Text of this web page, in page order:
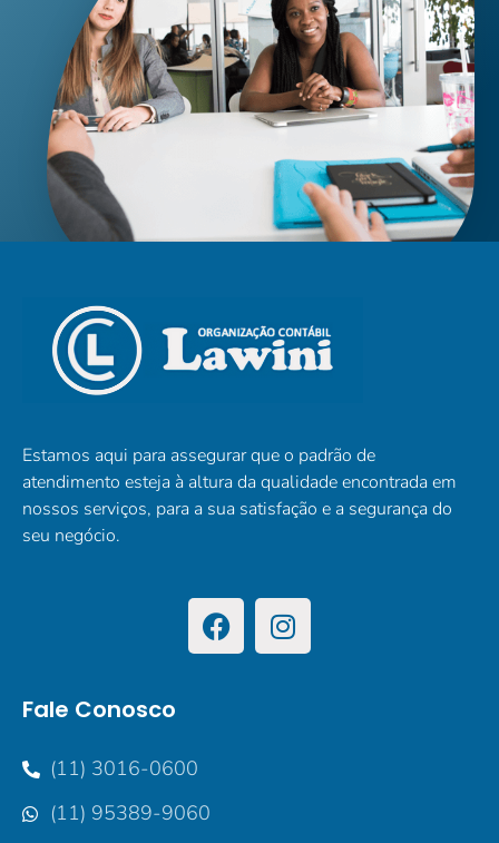
Estamos aqui para assegurar que o padrão de
atendimento esteja à altura da qualidade encontrada em
nossos serviços, para a sua satisfação e a segurança do
seu negócio.
Fale Conosco
(11) 3016-0600
(11) 95389-9060